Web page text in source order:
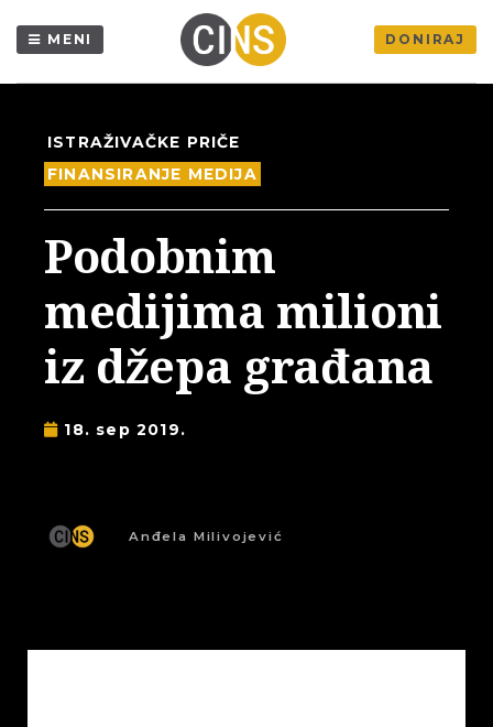
MENI DONIRAJ
ISTRAŽIVAČKE PRIČE
FINANSIRANJE MEDIJA
Podobnim
medijima milioni
iz džepa građana
18. sep 2019.
Anđela Milivojević